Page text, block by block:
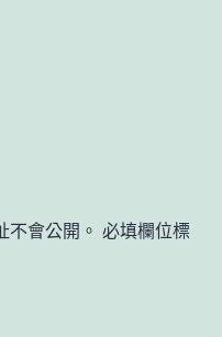
會公開。 必填欄位標